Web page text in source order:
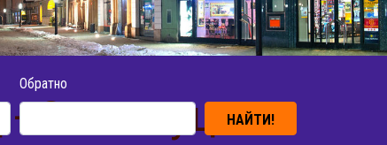
Обратно
НАЙТИ!
- Оломоуц